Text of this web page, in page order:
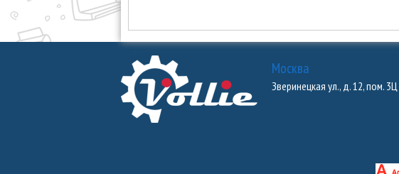
Москва
Зверинецкая ул., д. 12, пом. 3Ц